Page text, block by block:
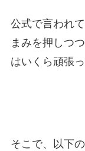
公式で言われ
まみを押しつ
はいくら頑張
そこで、以下